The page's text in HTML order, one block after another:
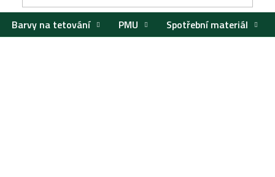
Barvy na tetování PMU Spotřební materiál